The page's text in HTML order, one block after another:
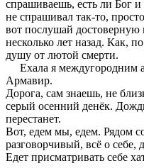
спрашиваешь, есть ли Бог и
не спрашивал так-то,
вот послушай достоверную
несколько лет назад. Как,
душу от лютой смерти.
Ехала я междугородним
Армавир.
Дорога, сам знаешь, не
серый осенний денёк.
перестанет.
Вот, едем мы, едем. Рядом
разговорчивый, всё о себе,
Едет присматривать себе